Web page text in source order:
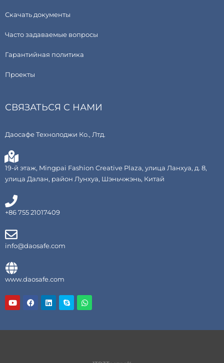
Скачать документы
Часто задаваемые вопросы
Гарантийная политика
Проекты
СВЯЗАТЬСЯ С НАМИ
Даосафе Технолоджи Ко., Лтд.
19-й этаж, Mingpai Fashion Creative Plaza, улица Ланхуа, д. 8,
улица Далан, район Лунхуа, Шэньчжэнь, Китай
+86 755 21017409
info@daosafe.com
www.daosafe.com
Y
o
u
Ф
е
б
Л
и
е
С
к
п
W
h
s